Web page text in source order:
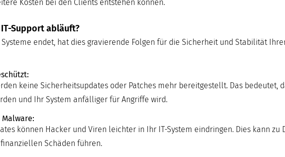
Kosten bei den Clients entstehen können.
Support abläuft?
endet, hat dies gravierende Folgen für die Sicherheit und Stabilität
keine Sicherheitsupdates oder Patches mehr bereitgestellt. Das bedeutet,
und Ihr System anfälliger für Angriffe wird.
können Hacker und Viren leichter in Ihr IT-System eindringen. Dies kann zu
Schäden führen.